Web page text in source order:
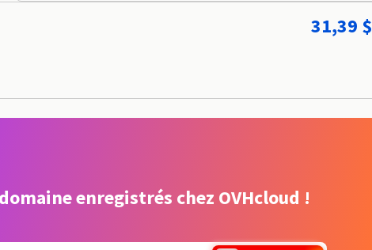
31,39 $
enregistrés chez OVHcloud !